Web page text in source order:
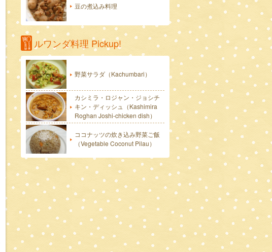
豆の煮込み料理
ルワンダ料理 Pickup!
野菜サラダ（Kachumbari）
カシミラ・ロジャン・ジョシチ
キン・ディッシュ（Kashimira
Roghan Joshi-chicken dish）
ココナッツの炊き込み野菜ご飯
（Vegetable Coconut Pilau）